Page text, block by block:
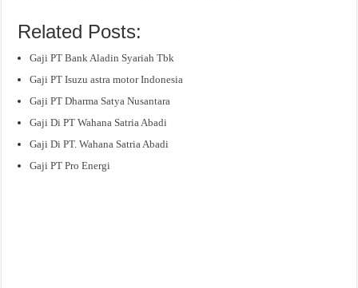
Related Posts:
Gaji PT Bank Aladin Syariah Tbk
Gaji PT Isuzu astra motor Indonesia
Gaji PT Dharma Satya Nusantara
Gaji Di PT Wahana Satria Abadi
Gaji Di PT. Wahana Satria Abadi
Gaji PT Pro Energi